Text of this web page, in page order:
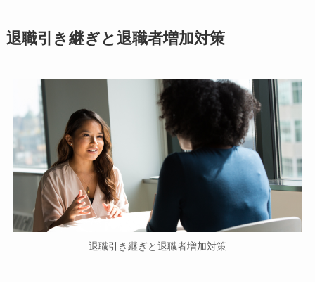
退職引き継ぎと退職者増加対策
退職引き継ぎと退職者増加対策